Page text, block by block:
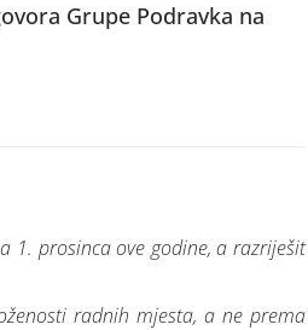
Grupe Podravka na
1. prosinca ove godine, a razriješit
radnih mjesta, a ne prema